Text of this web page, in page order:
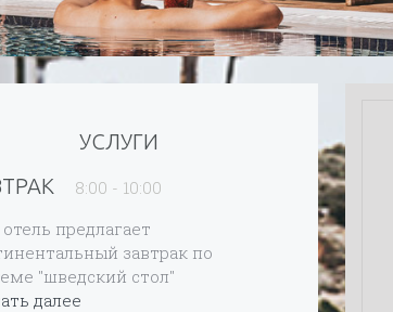
УСЛУГИ
8:00 - 10:00
предлагает
завтрак по
"шведский стол"
далее